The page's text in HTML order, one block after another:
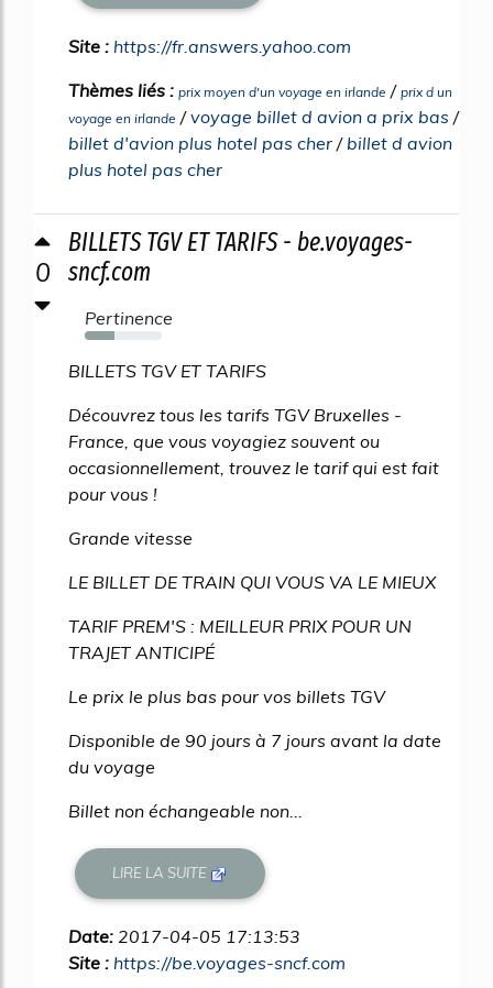
Site : https://fr.answers.yahoo.com
Thèmes liés : prix moyen d'un voyage en irlande / prix d un
voyage en irlande /voyage billet d avion a prix bas /
billet d'avion plus hotel pas cher / billet d avion
plus hotel pas cher
0
BILLETS TGV ET TARIFS - be.voyages-
sncf.com
Pertinence
38%
BILLETS TGV ET TARIFS
Découvrez tous les tarifs TGV Bruxelles -
France, que vous voyagiez souvent ou
occasionnellement, trouvez le tarif qui est fait
pour vous !
Grande vitesse
LE BILLET DE TRAIN QUI VOUS VA LE MIEUX
TARIF PREM'S : MEILLEUR PRIX POUR UN
TRAJET ANTICIPÉ
Le prix le plus bas pour vos billets TGV
Disponible de 90 jours à 7 jours avant la date
du voyage
Billet non échangeable non...
LIRE LA SUITE
Date: 2017-04-05 17:13:53
Site : https://be.voyages-sncf.com